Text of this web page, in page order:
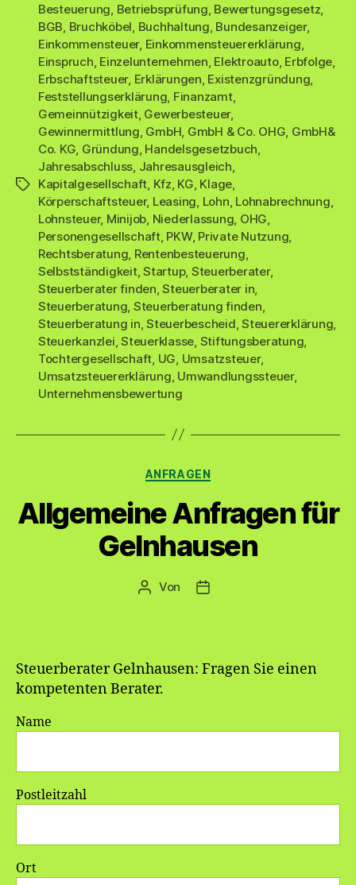
Schlagwörter
Besteuerung Betriebsprüfung Bewertungsgesetz
BGB Bruchköbel Buchhaltung Bundesanzeiger,
Einkommensteuer, Einkommensteuererklärung
Einspruch Einzelunternehmen Elektroauto, Erbfolge
Erbschaftsteuer, Erklärungen Existenzgründung
Feststellungserklärung Finanzamt,
Gemeinnützigkeit, Gewerbesteuer,
Gewinnermittlung GmbH GmbH & Co. OHG GmbH&
Co. KG Gründung Handelsgesetzbuch
Jahresabschluss Jahresausgleich
Kapitalgesellschaft Kfz KG Klage
Körperschaftsteuer, Leasing Lohn Lohnabrechnung
Lohnsteuer, Minijob Niederlassung OHG
Personengesellschaft, PKW, Private Nutzung
Rechtsberatung Rentenbesteuerung
Selbstständigkeit,Startup, Steuerberater,
Steuerberater finden ,Steuerberater in
Steuerberatung Steuerberatung finden
Steuerberatung in ,Steuerbescheid ,Steuererklärung
Steuerkanzlei ,Steuerklasse Stiftungsberatung
Tochtergesellschaft UG Umsatzsteuer,
Umsatzsteuererklärung Umwandlungssteuer,
Unternehmensbewertung
Kategorien
ANFRAGEN
Allgemeine Anfragen für
Gelnhausen
Beitragsautor
Von Veröffentlichungsdatum
Steuerberater Gelnhausen: Fragen Sie einen
kompetenten Berater.
Name
Postleitzahl
Ort